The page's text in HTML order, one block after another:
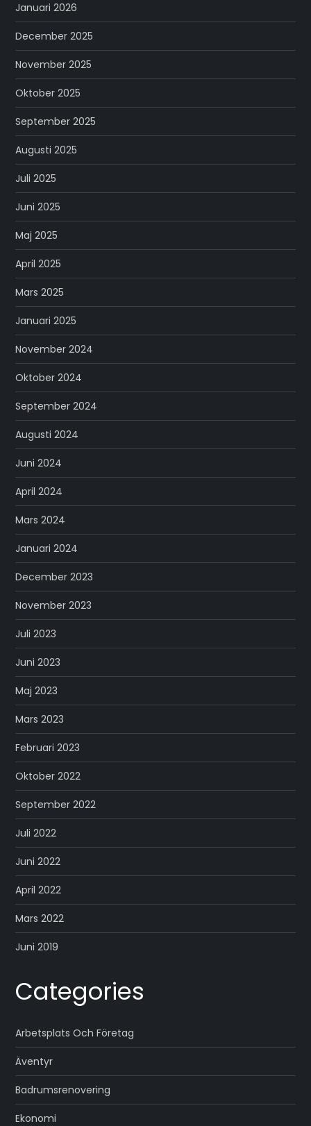
Januari 2026
December 2025
November 2025
Oktober 2025
September 2025
Augusti 2025
Juli 2025
Juni 2025
Maj 2025
April 2025
Mars 2025
Januari 2025
November 2024
Oktober 2024
September 2024
Augusti 2024
Juni 2024
April 2024
Mars 2024
Januari 2024
December 2023
November 2023
Juli 2023
Juni 2023
Maj 2023
Mars 2023
Februari 2023
Oktober 2022
September 2022
Juli 2022
Juni 2022
April 2022
Mars 2022
Juni 2019
Categories
Arbetsplats Och Företag
Äventyr
Badrumsrenovering
Ekonomi